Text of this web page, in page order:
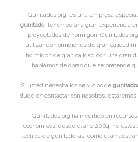
Gunitados.org, es una empresa
gunitado, tenemos una gran experiencia
proyectados de hormigón.
utilizando hormgiones de gran calidad
hormigón de gran calidad con una gran
hablamos de obras que se pretende
Si usted necesita los servicios de
dude en contactar con nosotros,
Gunitados.org ha invertido en
económicos, desde el año 2004, he estos
técnica de gunitado, asi como el